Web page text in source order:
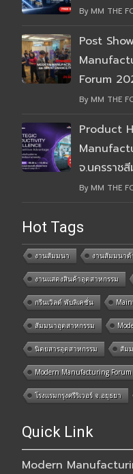
By MM THE
Post
Forum
By MM THE
Product
จ.นครราชสี
By MM THE
Hot Tags
งานสัมมนา งานสัมมนาด้
งานแสดงสินค้าอุตสาหกรรม
กรีนเวิลด์ พับลิเคชั่น
สัมมนาอุตสาหกรรม
นิตยสารอุตสาหกรรม สัม
Modern Manufacturing
โรงแรมกรุงศรีริเวอร์ จ.อยุธยา
Quick Link
Modern